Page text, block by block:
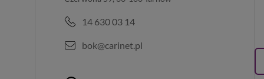
14 630 03 14
bok@carinet.pl